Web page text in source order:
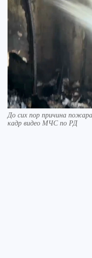
До сих пор причина
кадр видео МЧС по РД